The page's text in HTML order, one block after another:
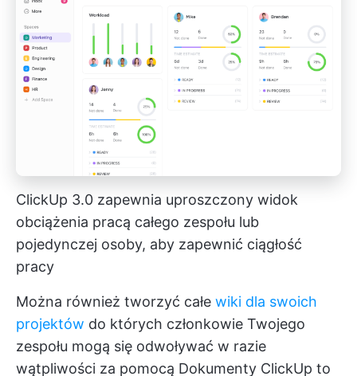
ClickUp 3.0 zapewnia uproszczony widok
obciążenia pracą całego zespołu lub
pojedynczej osoby, aby zapewnić ciągłość
pracy
Można również tworzyć całe wiki dla swoich
projektów do których członkowie Twojego
zespołu mogą się odwoływać w razie
wątpliwości za pomocą Dokumenty ClickUp to